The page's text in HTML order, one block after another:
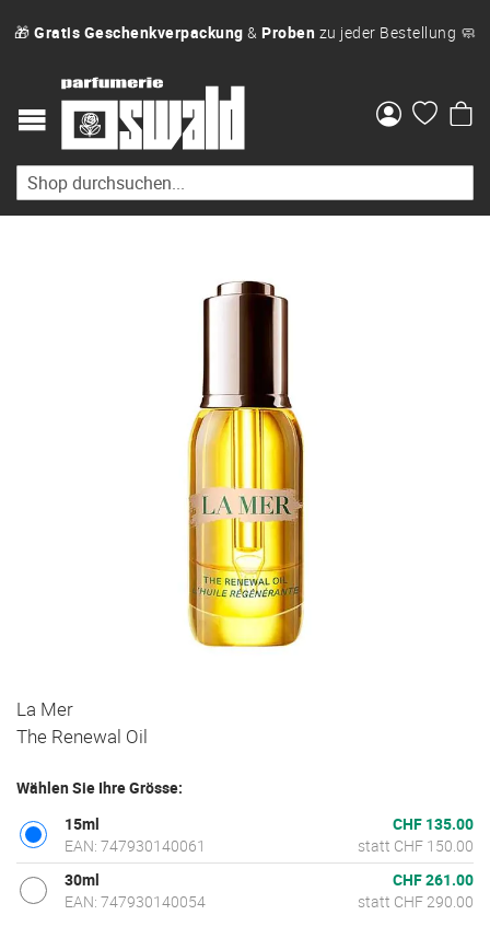
🎁 Gratis Geschenkverpackung & Proben zu jeder Bestellung 🧼
Zum
Anfang
der
springen
La Mer
The Renewal Oil
Wählen Sie Ihre Grösse:
15ml
EAN: 747930140061
CHF 135.00
statt CHF 150.00
30ml
EAN: 747930140054
CHF 261.00
statt CHF 290.00